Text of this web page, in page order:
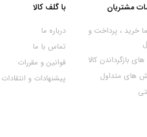
مشتریان
خرید ، پرداخت و
های بازگرداندن کالا
های متداول
با گلف کالا
درباره ما
تماس با ما
قوانین و مقررات
پیشنهادات و انتقادات